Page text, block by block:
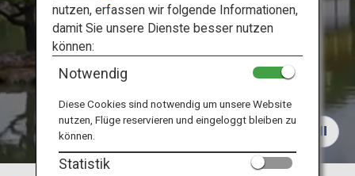
Reiseinformationen
ANA Services
nutzen, erfassen wir folgende Informationen,
damit Sie unsere Dienste besser nutzen
können:
Notwendig
Diese Cookies sind notwendig um unsere Website
nutzen, Flüge reservieren und eingeloggt bleiben zu
können.
Statistik